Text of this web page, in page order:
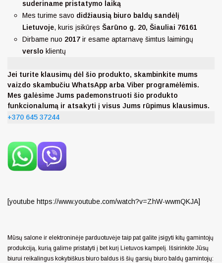
suderiname pristatymo laiką
Mes turime savo didžiausią biuro baldų sandėlį
Lietuvoje, kuris įsikūręs Šarūno g. 20, Šiauliai 76161
Dirbame nuo 2017 ir esame aptarnavę šimtus laimingų
verslo klientų
Jei turite klausimų dėl šio produkto, skambinkite mums
vaizdo skambučiu WhatsApp arba Viber programėlėmis.
Mes galėsime Jums pademonstruoti šio produkto
funkcionalumą ir atsakyti į visus Jums rūpimus klausimus.
+370 645 37244
[youtube https://www.youtube.com/watch?v=ZhW-wwmQKJA]
Mūsų salone ir elektroninėje parduotuvėje taip pat galite įsigyti kitų gamintojų
produkciją, kurią galime pristatyti į bet kurį Lietuvos kampelį. Išsirinkite Jūsų
biurui reikalingus kokybiškus biuro baldus iš šių garsių biuro baldų gamintojų: